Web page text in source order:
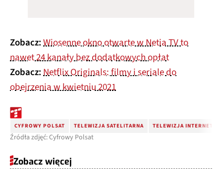
Zobacz:Wiosenne okno otwarte w Netia TV to
nawet 24 kanały bez dodatkowych opłat
Zobacz:Netflix Originals: filmy i seriale do
obejrzenia w kwietniu 2021
CYFROWY POLSAT TELEWIZJA SATELITARNA TELEWIZJA
Źródła zdjęć: Cyfrowy Polsat
Zobacz więcej